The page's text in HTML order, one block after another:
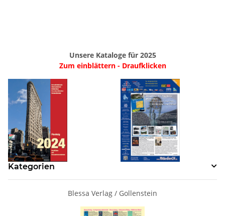
Unsere Kataloge für 2025
Zum einblättern - Draufklicken
Kategorien
Blessa Verlag / Gollenstein